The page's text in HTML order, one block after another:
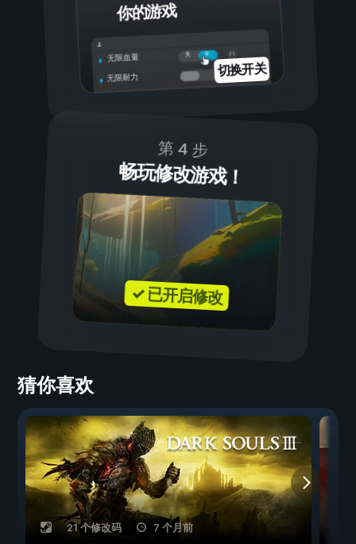
你的游戏
开
关
无限血量
无限耐力
切换开关
第 4 步
畅玩修改游戏！
✓ 已开启修改
猜你喜欢
21 个修改码 7 个月前